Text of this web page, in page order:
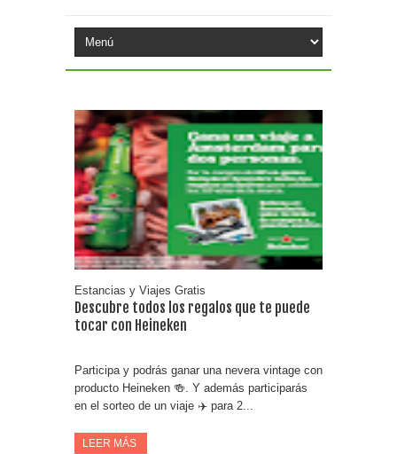
premios
productos
El milagrito te lleva a Sevilla
Fuze Tea regala 100 premios al día
Oreo te da la oportunidad de ganar increíbles premios
Estancias y Viajes Gratis
Descubre todos los regalos que te puede
tocar con Heineken
Participa y podrás ganar una nevera vintage con
producto Heineken 🍻. Y además participarás
en el sorteo de un viaje ✈️ para 2...
LEER MÁS